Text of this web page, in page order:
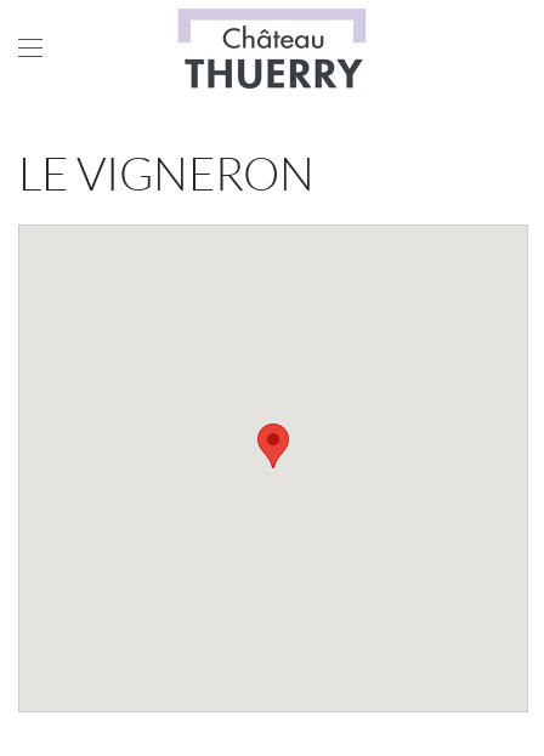
Skip to main content
LE VIGNERON